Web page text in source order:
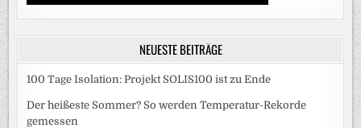
NEUESTE BEITRÄGE
100 Tage Isolation: Projekt SOLIS100 ist zu Ende
Der heißeste Sommer? So werden Temperatur-Rekorde
gemessen